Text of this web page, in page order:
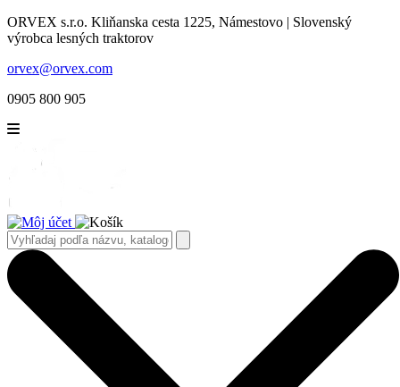
ORVEX s.r.o. Kliňanska cesta 1225, Námestovo | Slovenský
výrobca lesných traktorov
orvex@orvex.com
0905 800 905